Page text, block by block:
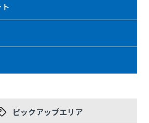
ピックアップエリア